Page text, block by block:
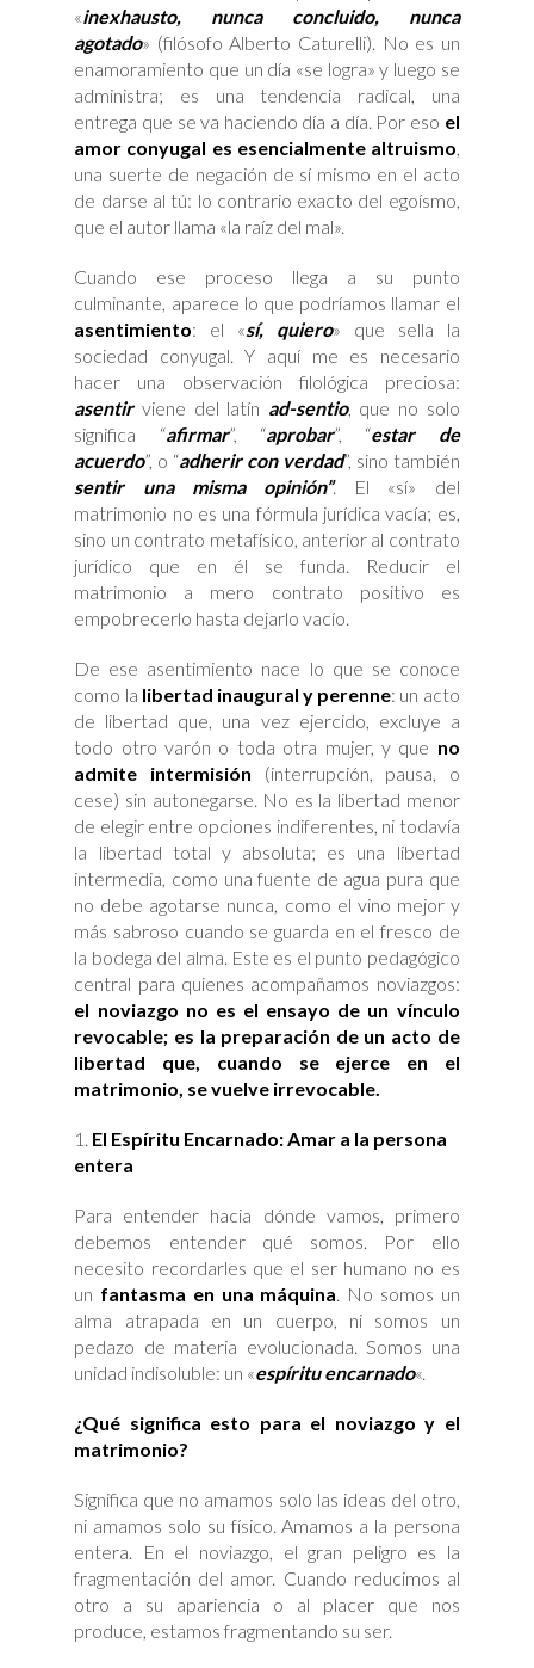
«inexhausto, nunca concluido, nunca
agotado» (filósofo Alberto Caturelli). No es un
enamoramiento que un día «se logra» y luego se
administra; es una tendencia radical, una
entrega que se va haciendo día a día. Por eso el
amor conyugal es esencialmente altruismo
una suerte de negación de sí mismo en el acto
de darse al tú: lo contrario exacto del egoísmo,
que el autor llama «la raíz del mal».
Cuando ese proceso llega a su punto
culminante, aparece lo que podríamos llamar el
asentimiento: el «sí, quiero» que sella la
sociedad conyugal. Y aquí me es necesario
hacer una observación filológica preciosa:
asentirviene del latín ad-sentio, que no solo
significa “afirmar”, “aprobar”, “estar de
acuerdo”, o “adherir con verdad”, sino también
sentir una misma opinión”. El «sí» del
matrimonio no es una fórmula jurídica vacía; es,
sino un contrato metafísico, anterior al contrato
jurídico que en él se funda. Reducir el
matrimonio a mero contrato positivo es
empobrecerlo hasta dejarlo vacío.
De ese asentimiento nace lo que se conoce
como la libertad inaugural y perenne: un acto
de libertad que, una vez ejercido, excluye a
todo otro varón o toda otra mujer, y que no
admite intermisión (interrupción, pausa, o
cese) sin autonegarse. No es la libertad menor
de elegir entre opciones indiferentes, ni todavía
la libertad total y absoluta; es una libertad
intermedia, como una fuente de agua pura que
no debe agotarse nunca, como el vino mejor y
más sabroso cuando se guarda en el fresco de
la bodega del alma. Este es el punto pedagógico
central para quienes acompañamos noviazgos:
el noviazgo no es el ensayo de un vínculo
revocable; es la preparación de un acto de
libertad que, cuando se ejerce en el
matrimonio, se vuelve irrevocable.
El Espíritu Encarnado: Amar a la persona
entera
Para entender hacia dónde vamos, primero
debemos entender qué somos. Por ello
necesito recordarles que el ser humano no es
un fantasma en una máquina . No somos un
alma atrapada en un cuerpo, ni somos un
pedazo de materia evolucionada. Somos una
unidad indisoluble: un «espíritu encarnado«.
¿Qué significa esto para el noviazgo y el
matrimonio?
Significa que no amamos solo las ideas del otro,
ni amamos solo su físico. Amamos a la persona
entera. En el noviazgo, el gran peligro es la
fragmentación del amor. Cuando reducimos al
otro a su apariencia o al placer que nos
produce, estamos fragmentando su ser.